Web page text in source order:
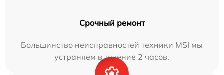
Срочный ремонт
Большинство неисправностей техники MSI мы
устраняем в течение 2 часов.